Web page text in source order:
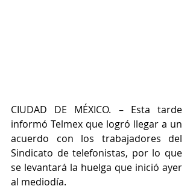
CIUDAD DE MÉXICO. – Esta tarde
informó Telmex que logró llegar a un
acuerdo con los trabajadores del
Sindicato de telefonistas, por lo que
se levantará la huelga que inició ayer
al mediodía.